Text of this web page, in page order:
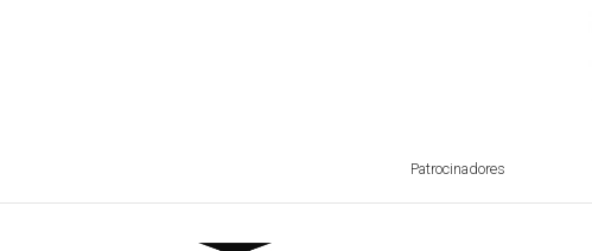
Patrocinadores